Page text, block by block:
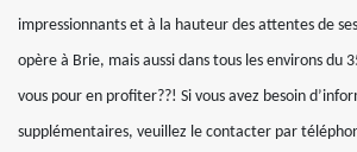
impressionnants et à la hauteur des attentes de
opère à Brie, mais aussi dans tous les environs du
vous pour en profiter??! Si vous avez besoin
supplémentaires, veuillez le contacter par